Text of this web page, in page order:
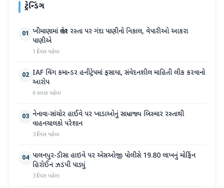
ટ્રેન્ડિંગ
01 ખીમાણામાં જાહેર રસ્તા પર ગંદા પાણીનો નિકાલ, વેપારીઓ આકરા
પાણીએ
1 દિવસ પહેલા
02 IAF વિંગ કમાન્ડર હનીટ્રેપમાં ફસાયા, સંવેદનશીલ માહિતી લીક કરવાનો
આરોપ
6 કલાક પહેલા
03 નેનાવા-સાંચોર હાઈવે પર ખાડાઓનું સામ્રાજ્ય બિસ્માર રસ્તાથી
વાહનચાલકો પરેશાન
3 દિવસ પહેલા
04 પાલનપુર-ડીસા હાઇવે પર એસઓજી પોલીસે 19.80 લાખનું મોર્ફિન
હિરોઈન ઝડપી પાડ્યું
3 દિવસ પહેલા